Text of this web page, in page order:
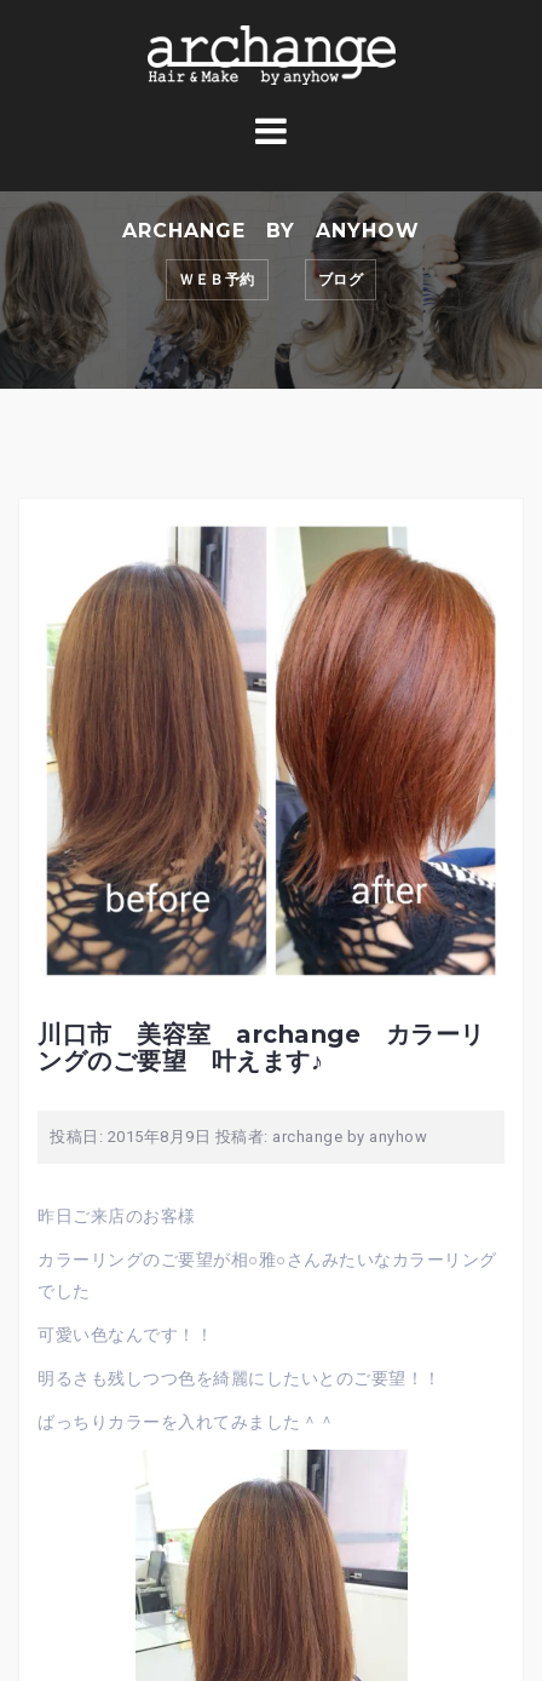
キ
プ
ARCHANGE BY ANYHOW
ＷＥＢ予約 ブログ
川口市 美容室 archange カラーリ
ングのご要望 叶えます♪
投稿日: 2015年8月9日 投稿者: archange by anyhow
昨日ご来店のお客様
カラーリングのご要望が相○雅○さんみたいなカラーリング
でした
可愛い色なんです！！
明るさも残しつつ色を綺麗にしたいとのご要望！！
ばっちりカラーを入れてみました＾＾